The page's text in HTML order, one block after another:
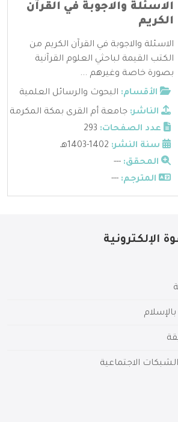
الاسئلة والاجوبة في القرآن
الكريم
الاسئلة والاجوبة في القرآن الكريم من
الكتب القيمة لباحثي العلوم القرآنية
بصورة خاصة وغيرهم ...
الأقسام: البحوث والرسائل العلمية
الناشر: جامعة أم القرى بمكة المكرمة
عدد الصفحات:
سنة النشر:
المحقق: ---
المترجم: ---
الإلكترونية
الاجتماعية